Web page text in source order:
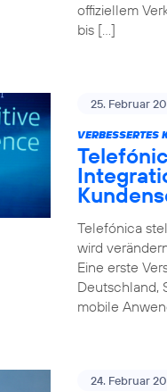
offiziellem
bis […]
25. Februar
VERBESSERTES
Telefónica
wird
Eine erste
Deutschland,
mobile
24. Februar